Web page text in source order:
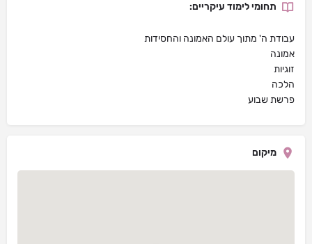
תחומי לימוד עיקריים:
עבודת ה' מתוך עולם האמונה והחסידות
אמונה
זוגיות
הלכה
פרשת שבוע
מיקום